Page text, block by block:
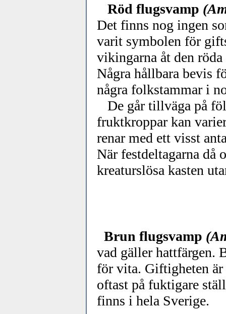
Röd flugsvamp
Det finns nog ingen
varit symbolen för
vikingarna åt den
Några hållbara bevis
några folkstammar i
De går tillväga på
fruktkroppar kan
renar med ett visst
När festdeltagarna då
kreaturslösa kasten
Brun flugsvamp
vad gäller hattfärgen.
för vita. Giftigheten
oftast på fuktigare
finns i hela Sverige.